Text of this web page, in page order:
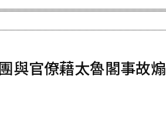
與官僚藉太魯閣事故煽